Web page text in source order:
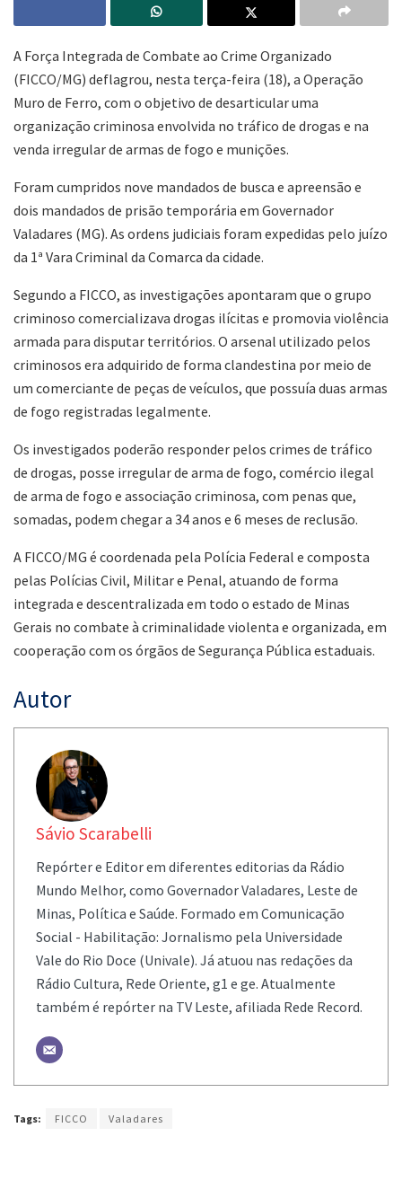
A Força Integrada de Combate ao Crime Organizado
(FICCO/MG) deflagrou, nesta terça-feira (18), a Operação
Muro de Ferro, com o objetivo de desarticular uma
organização criminosa envolvida no tráfico de drogas e na
venda irregular de armas de fogo e munições.
Foram cumpridos nove mandados de busca e apreensão e
dois mandados de prisão temporária em Governador
Valadares (MG). As ordens judiciais foram expedidas pelo juízo
da 1ª Vara Criminal da Comarca da cidade.
Segundo a FICCO, as investigações apontaram que o grupo
criminoso comercializava drogas ilícitas e promovia violência
armada para disputar territórios. O arsenal utilizado pelos
criminosos era adquirido de forma clandestina por meio de
um comerciante de peças de veículos, que possuía duas armas
de fogo registradas legalmente.
Os investigados poderão responder pelos crimes de tráfico
de drogas, posse irregular de arma de fogo, comércio ilegal
de arma de fogo e associação criminosa, com penas que,
somadas, podem chegar a 34 anos e 6 meses de reclusão.
A FICCO/MG é coordenada pela Polícia Federal e composta
pelas Polícias Civil, Militar e Penal, atuando de forma
integrada e descentralizada em todo o estado de Minas
Gerais no combate à criminalidade violenta e organizada, em
cooperação com os órgãos de Segurança Pública estaduais.
Autor
Sávio Scarabelli
Repórter e Editor em diferentes editorias da Rádio
Mundo Melhor, como Governador Valadares, Leste de
Minas, Política e Saúde. Formado em Comunicação
Social - Habilitação: Jornalismo pela Universidade
Vale do Rio Doce (Univale). Já atuou nas redações da
Rádio Cultura, Rede Oriente, g1 e ge. Atualmente
também é repórter na TV Leste, afiliada Rede Record.
Tags: FICCO Valadares